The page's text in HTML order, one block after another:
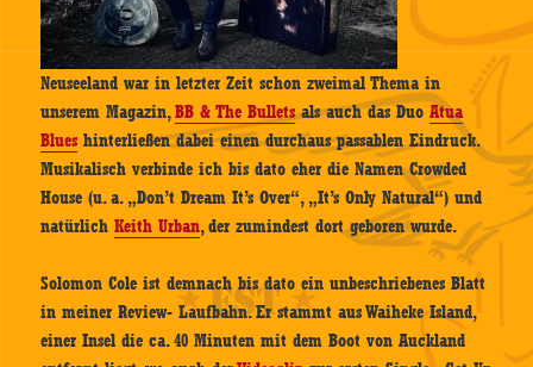
Neuseeland war in letzter Zeit schon zweimal Thema in
unserem Magazin,BB & The Bulletsals auch das DuoAtua
Blues hinterließen dabei einen durchaus passablen Eindruck.
Musikalisch verbinde ich bis dato eher die Namen Crowded
House (u. a. „Don’t Dream It’s Over“, „It’s Only Natural“) und
natürlichKeith Urban, der zumindest dort geboren wurde.
Solomon Cole ist demnach bis dato ein unbeschriebenes Blatt
in meiner Review- Laufbahn. Er stammt aus Waiheke Island,
einer Insel die ca. 40 Minuten mit dem Boot von Auckland